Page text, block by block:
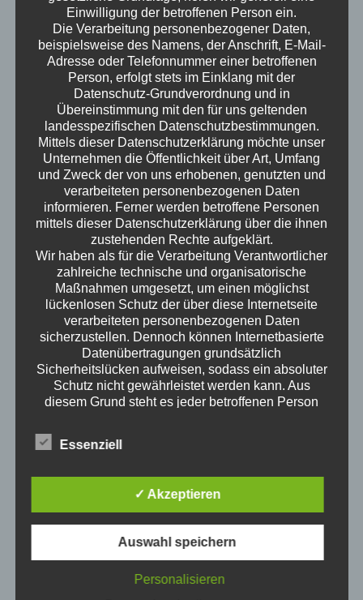
science of everyday life
Wann ist man erwachsen? Wenn man an der
Wursttheke keine Wurst mehr auf die Hand
angeboten bekommt? Wenn man spät abends
Fehler F 23 des Geschirrspülers googelt? Wie ist
Erwachsene? Kristof ist ausgewiesener
Erwachsener und redet darüber.
Klimawandel für Erwachsene
4. August 2026
1Stunde3Minuten
Bürgergeld
3. März 2026
Einwilligung der betroffenen Person ein.
Die Verarbeitung personenbezogener Daten,
beispielsweise des Namens, der Anschrift, E-Mail-
Adresse oder Telefonnummer einer betroffenen
Person, erfolgt stets im Einklang mit der
Datenschutz-Grundverordnung und in
Übereinstimmung mit den für uns geltenden
landesspezifischen Datenschutzbestimmungen.
Mittels dieser Datenschutzerklärung möchte unser
Unternehmen die Öffentlichkeit über Art, Umfang
und Zweck der von uns erhobenen, genutzten und
verarbeiteten personenbezogenen Daten
informieren. Ferner werden betroffene Personen
mittels dieser Datenschutzerklärung über die ihnen
zustehenden Rechte aufgeklärt.
Wir haben als für die Verarbeitung Verantwortlicher
zahlreiche technische und organisatorische
Maßnahmen umgesetzt, um einen möglichst
lückenlosen Schutz der über diese Internetseite
verarbeiteten personenbezogenen Daten
sicherzustellen. Dennoch können Internetbasierte
Datenübertragungen grundsätzlich
Sicherheitslücken aufweisen, sodass ein absoluter
Schutz nicht gewährleistet werden kann. Aus
diesem Grund steht es jeder betroffenen Person
alternativen Wegen, beispielsweise telefonisch, an
Die Datenschutzerklärung beruht auf den
Richtlinien- und Verordnungsgeber beim Erlass
der Datenschutz-Grundverordnung (DS-GVO)
soll sowohl für die Öffentlichkeit als auch für
Essenziell
✓ Akzeptieren
Auswahl speichern
Personalisieren